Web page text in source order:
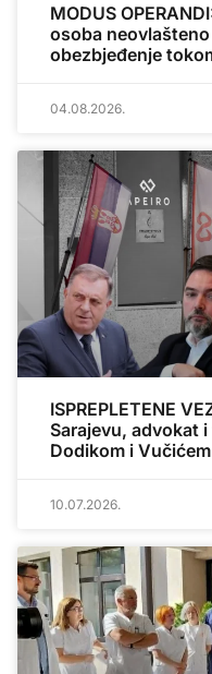
MODUS
osoba
obezbjeđenje
04.08.2026.
ISPREPLETENE
Sarajevu, advokat
Dodikom i Vučićem
10.07.2026.